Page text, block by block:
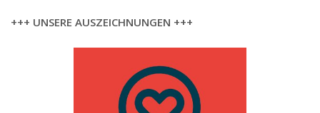
+++ UNSERE AUSZEICHNUNGEN +++